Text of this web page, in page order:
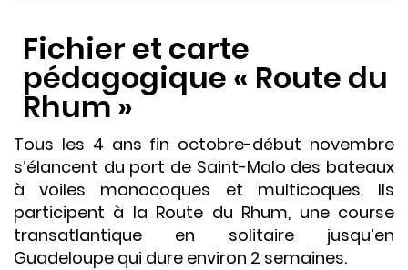
Fichier et carte
pédagogique « Route du
Rhum »
Tous les 4 ans fin octobre-début novembre
s’élancent du port de Saint-Malo des bateaux
à voiles monocoques et multicoques. Ils
participent à la Route du Rhum, une course
transatlantique en solitaire jusqu’en
Guadeloupe qui dure environ 2 semaines.